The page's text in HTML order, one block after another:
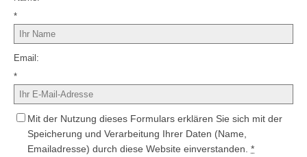
*
Email
*
Mit der Nutzung dieses Formulars erklären Sie sich mit der
Speicherung und Verarbeitung Ihrer Daten (Name,
Emailadresse) durch diese Website einverstanden. *